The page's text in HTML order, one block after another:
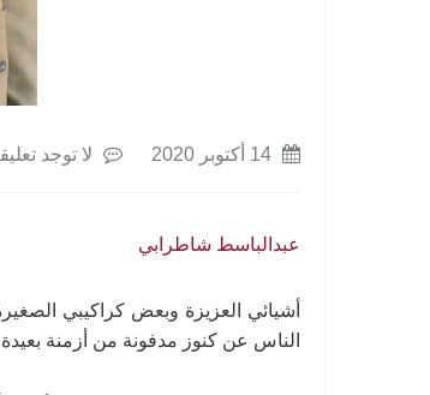
لا توجد
عبدالباسط شاطرابي
أشيائي العزيزة وبعض كراكيبي
الناس عن كنوز مدفونة من أزمنة